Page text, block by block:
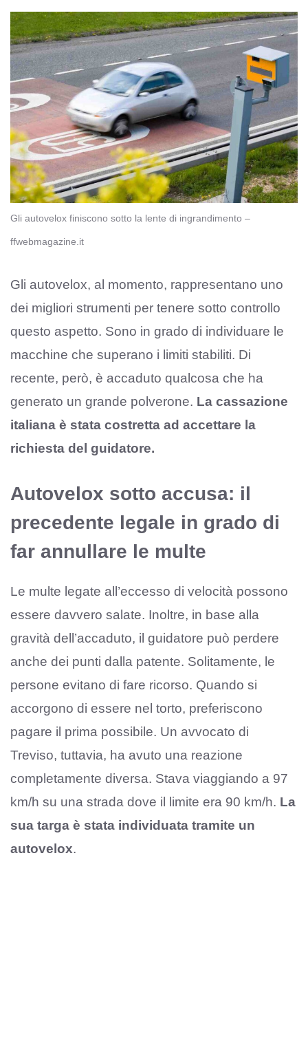
Gli autovelox finiscono sotto la lente di ingrandimento –
ffwebmagazine.it
Gli autovelox, al momento, rappresentano uno
dei migliori strumenti per tenere sotto controllo
questo aspetto. Sono in grado di individuare le
macchine che superano i limiti stabiliti. Di
recente, però, è accaduto qualcosa che ha
generato un grande polverone. La cassazione
italiana è stata costretta ad accettare la
richiesta del guidatore.
Autovelox sotto accusa: il
precedente legale in grado di
far annullare le multe
Le multe legate all’eccesso di velocità possono
essere davvero salate. Inoltre, in base alla
gravità dell’accaduto, il guidatore può perdere
anche dei punti dalla patente. Solitamente, le
persone evitano di fare ricorso. Quando si
accorgono di essere nel torto, preferiscono
pagare il prima possibile. Un avvocato di
Treviso, tuttavia, ha avuto una reazione
completamente diversa. Stava viaggiando a 97
km/h su una strada dove il limite era 90 km/h. La
sua targa è stata individuata tramite un
autovelox.